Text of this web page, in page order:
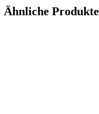
Ähnliche Produkte